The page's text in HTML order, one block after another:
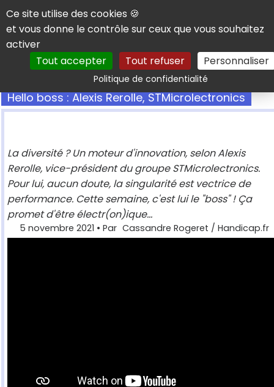
Panneau de gestion des cookies
Ce site utilise des cookies 🍪
et vous donne le contrôle sur ceux que vous souhaitez
activer
Tout accepter
Tout refuser Personnaliser
Politique de confidentialitéRechercher
Hello boss : Alexis Rerolle, STMicrolectronics
La diversité ? Un moteur d'innovation, selon Alexis
Rerolle, vice-président du groupe STMicrolectronics.
Pour lui, aucun doute, la singularité est vectrice de
performance. Cette semaine, c'est lui le "boss" ! Ça
promet d'être électr(on)ique...
5 novembre 2021 • Par Cassandre Rogeret / Handicap.fr